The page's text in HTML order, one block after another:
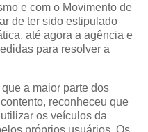
e com o Movimento de
de ter sido estipulado
até agora a agência e
para resolver a
a maior parte dos
reconheceu que
os veículos da
próprios usuários. Os